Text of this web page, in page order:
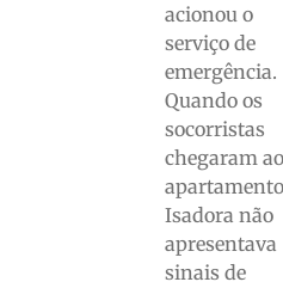
acionou o
serviço de
emergência.
Quando os
socorristas
chegaram ao
Isadora não
apresentava
sinais de